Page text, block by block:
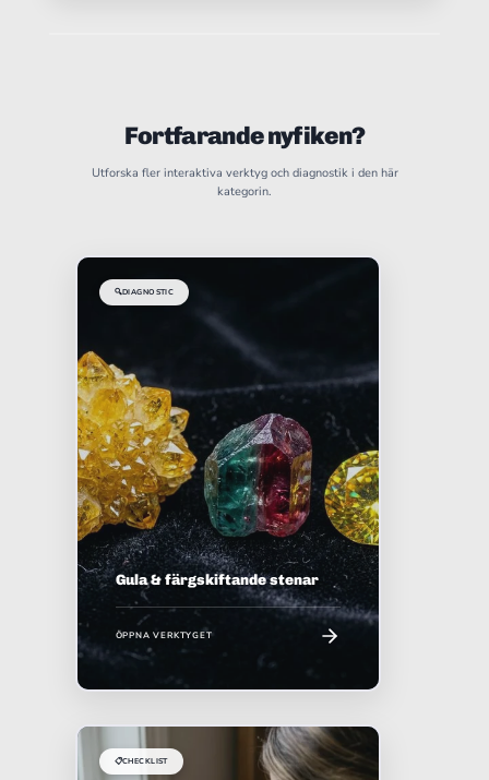
Fortfarande nyfiken?
Utforska fler interaktiva verktyg och diagnostik i den här
kategorin.
🔍DIAGNOSTIC
Gula & färgskiftande stenar
ÖPPNA VERKTYGET
📋CHECKLIST